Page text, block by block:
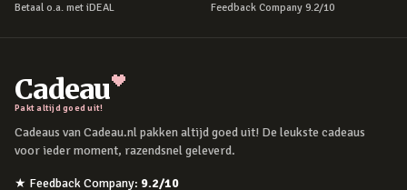
Betaal o.a. met iDEAL Feedback Company 9.2/10
Cadeau
Pakt altijd goed uit!
Cadeaus van Cadeau.nl pakken altijd goed uit! De leukste cadeaus
voor ieder moment, razendsnel geleverd.
★ Feedback Company: 9.2/10